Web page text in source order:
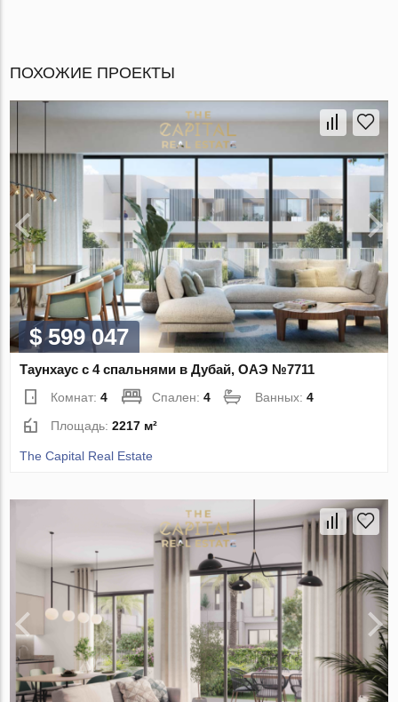
ПОХОЖИЕ ПРОЕКТЫ
$ 599 047
Таунхаус с 4 спальнями в Дубай, ОАЭ №7711
Комнат:4 Спален:4 Ванных:4
Площадь:2217 м²
The Capital Real Estate